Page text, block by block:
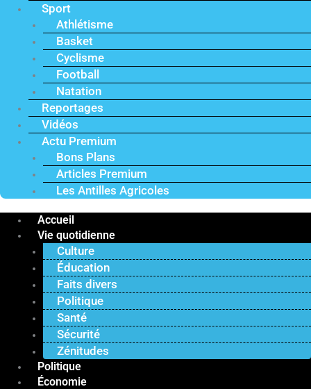
Sport
Athlétisme
Basket
Cyclisme
Football
Natation
Reportages
Vidéos
Actu Premium
Bons Plans
Articles Premium
Les Antilles Agricoles
Accueil
Vie quotidienne
Culture
Éducation
Faits divers
Politique
Santé
Sécurité
Zénitudes
Politique
Économie